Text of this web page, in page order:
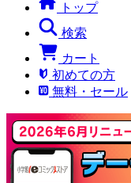
トップ
検索
カート
初めての方
無料・セール